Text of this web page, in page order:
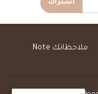
اشتراك
ملاحظاتك Note